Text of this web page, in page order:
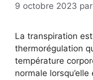
9 octobre 2023 par
La transpiration
thermorégulation
température
normale